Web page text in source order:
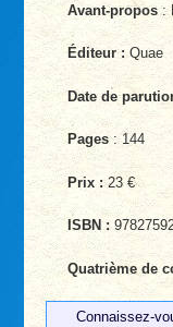
Avant-propos:
Éditeur : Quae
Date de
Pages: 144
Prix :23 €
ISBN :
Quatrième de
Connaissez-